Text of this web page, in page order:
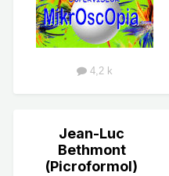
4,2 k
Jean-Luc
Bethmont
(Picroformol)